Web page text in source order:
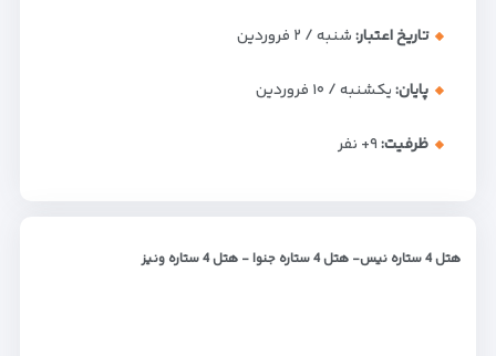
تاریخ اعتبار:شنبه / ۲ فروردین
پایان:یکشنبه / ۱۰ فروردین
ظرفیت:+۹ نفر
هتل 4 ستاره نیس- هتل 4 ستاره جنوا - هتل 4 ستاره ونیز